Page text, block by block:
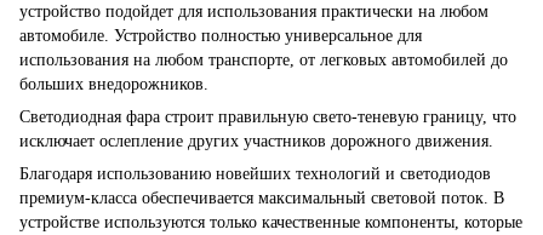
устройство подойдет для использования практически на любом
автомобиле. Устройство полностью универсальное для
использования на любом транспорте, от легковых автомобилей до
больших внедорожников.
Светодиодная фара строит правильную свето-теневую границу, что
исключает ослепление других участников дорожного движения.
Благодаря использованию новейших технологий и светодиодов
премиум-класса обеспечивается максимальный световой поток. В
устройстве используются только качественные компоненты, которые